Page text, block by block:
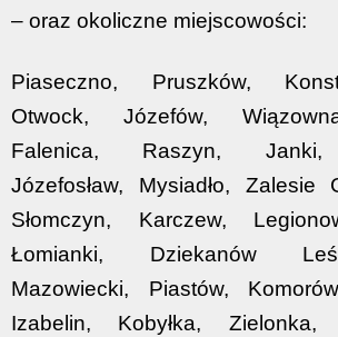
– oraz okoliczne miejscowości:
Piaseczno, Pruszków,
Otwock, Józefów,
Falenica, Raszyn, Janki,
Józefosław, Mysiadło, Zalesie
Słomczyn, Karczew,
Łomianki, Dziekanów
Mazowiecki, Piastów,
Izabelin, Kobyłka,